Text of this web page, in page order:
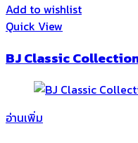
Add to wishlist
Quick View
BJ Classic Collection
อ่านเพิ่ม